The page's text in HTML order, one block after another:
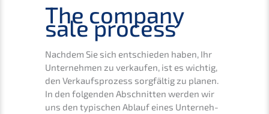
The compa­ny
sale process
Nachdem Sie sich entschie­den haben, Ihr
Unter­neh­men zu verkau­fen, ist es wichtig,
den Verkaufs­pro­zess sorgfäl­tig zu planen.
In den folgen­den Abschnit­ten werden wir
uns den typischen Ablauf eines Unter­neh­